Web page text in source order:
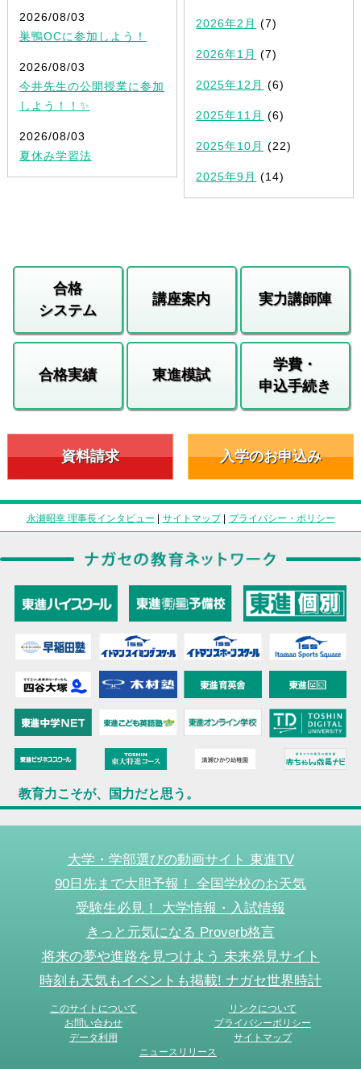
2026/08/03
巣鴨OCに参加しよう！
2026/08/03
今井先生の公開授業に参加
しよう！！✨
2026/08/03
夏休み学習法
2026年2月 (7)
2026年1月 (7)
2025年12月 (6)
2025年11月 (6)
2025年10月 (22)
2025年9月 (14)
合格
システム
講座案内 実力講師陣
合格実績 東進模試
学費・
申込手続き
資料請求 入学のお申込み
永瀬昭幸 理事長インタビュー | サイトマップ| プライバシー・ポリシー
教育力こそが、国力だと思う。
大学・学部選びの動画サイト 東進TV
90日先まで大胆予報！ 全国学校のお天気
受験生必見！ 大学情報・入試情報
きっと元気になる Proverb格言
将来の夢や進路を見つけよう 未来発見サイト
時刻も天気もイベントも掲載! ナガセ世界時計
このサイトについて
リンクについて
お問い合わせ
プライバシーポリシー
データ利用
サイトマップ
ニュースリリース